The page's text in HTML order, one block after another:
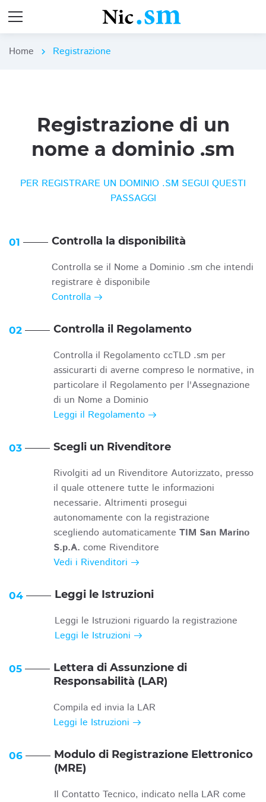
Home chevron_right Registrazione
Registrazione di un
nome a dominio .sm
PER REGISTRARE UN DOMINIO .SM SEGUI QUESTI
PASSAGGI
01 Controlla la disponibilità
Controlla se il Nome a Dominio .sm che intendi
registrare è disponibile
Controlla
02 Controlla il Regolamento
Controlla il Regolamento ccTLD .sm per
assicurarti di averne compreso le normative, in
particolare il Regolamento per l'Assegnazione
di un Nome a Dominio
Leggi il Regolamento
03 Scegli un Rivenditore
Rivolgiti ad un Rivenditore Autorizzato, presso
il quale ottenere tutte le informazioni
necessarie. Altrimenti prosegui
autonomamente con la registrazione
scegliendo automaticamente TIM San Marino
S.p.A. come Rivenditore
Vedi i Rivenditori
04 Leggi le Istruzioni
Leggi le Istruzioni riguardo la registrazione
Leggi le Istruzioni
05
Lettera di Assunzione di
Responsabilità (LAR)
Compila ed invia la LAR
Leggi le Istruzioni
06
Modulo di Registrazione Elettronico
(MRE)
Il Contatto Tecnico, indicato nella LAR come